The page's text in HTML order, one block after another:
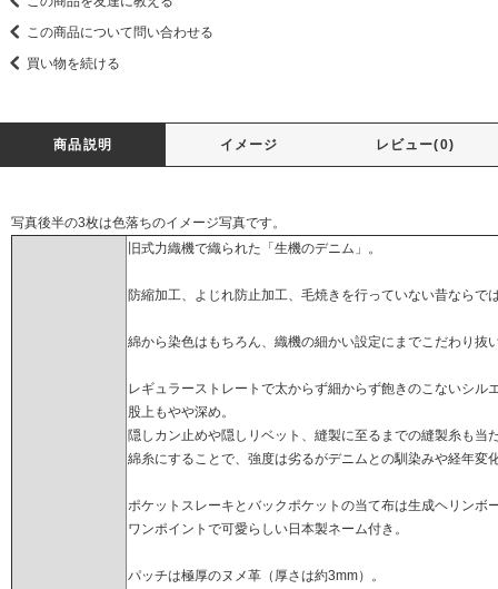
この商品について問い合わせる
買い物を続ける
商品説明 イメージ レビュー(0)
写真後半の3枚は色落ちのイメージ写真です。
旧式力織機で織られた「生機のデニム」。
防縮加工、よじれ防止加工、毛焼きを行っていない昔ならで
綿から染色はもちろん、織機の細かい設定にまでこだわり
レギュラーストレートで太からず細からず飽きのこないシル
股上もやや深め。
隠しカン止めや隠しリベット、縫製に至るまでの縫製糸も当
綿糸にすることで、強度は劣るがデニムとの馴染みや経年変
ポケットスレーキとバックポケットの当て布は生成ヘリンボ
ワンポイントで可愛らしい日本製ネーム付き。
パッチは極厚のヌメ革（厚さは約3mm）。